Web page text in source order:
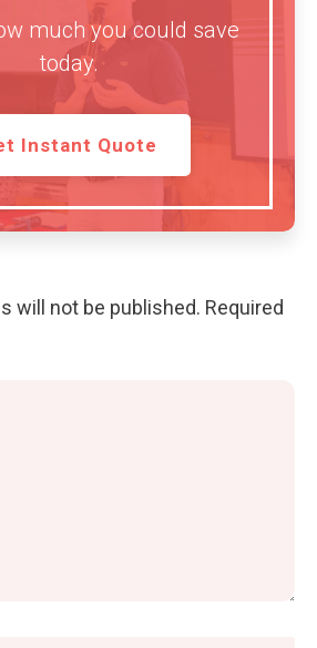
much you could save
today.
Instant Quote
will not be published. Required